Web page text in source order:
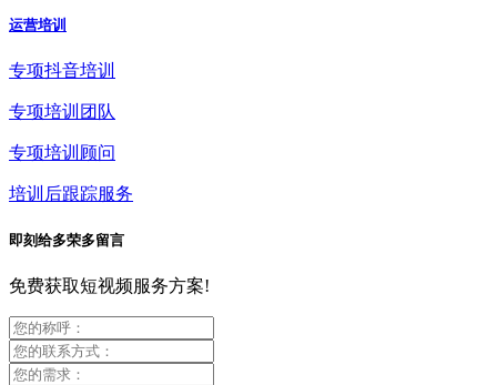
运营培训
专项抖音培训
专项培训团队
专项培训顾问
培训后跟踪服务
即刻给多荣多留言
免费获取短视频服务方案!